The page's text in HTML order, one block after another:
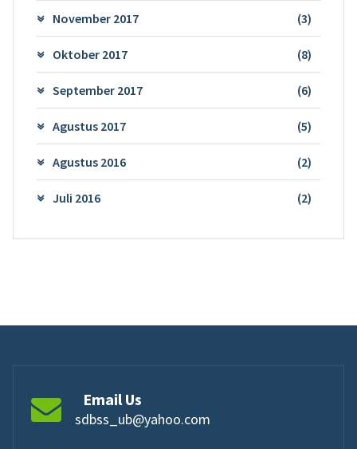
November 2017 (3)
Oktober 2017 (8)
September 2017 (6)
Agustus 2017 (5)
Agustus 2016 (2)
Juli 2016 (2)
Email Us
sdbss_ub@yahoo.com